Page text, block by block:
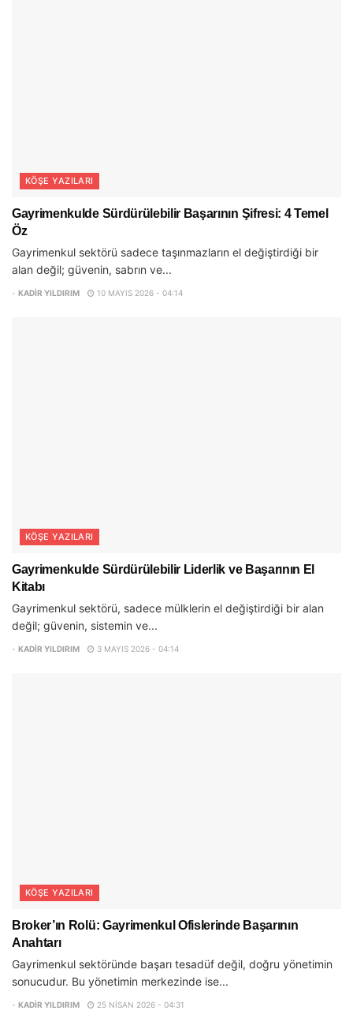
KÖŞE YAZILARI
Gayrimenkulde Sürdürülebilir Başarının Şifresi: 4 Temel
Öz
Gayrimenkul sektörü sadece taşınmazların el değiştirdiği bir
alan değil; güvenin, sabrın ve...
- KADIR YILDIRIM 10 MAYIS 2026 - 04:14
KÖŞE YAZILARI
Gayrimenkulde Sürdürülebilir Liderlik ve Başarının El
Kitabı
Gayrimenkul sektörü, sadece mülklerin el değiştirdiği bir alan
değil; güvenin, sistemin ve...
- KADIR YILDIRIM 3 MAYIS 2026 - 04:14
KÖŞE YAZILARI
Broker’ın Rolü: Gayrimenkul Ofislerinde Başarının
Anahtarı
Gayrimenkul sektöründe başarı tesadüf değil, doğru yönetimin
sonucudur. Bu yönetimin merkezinde ise...
- KADIR YILDIRIM 25 NISAN 2026 - 04:31